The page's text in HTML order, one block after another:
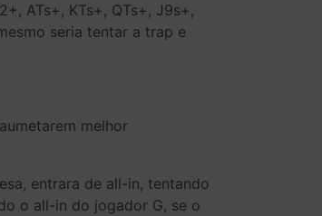
ATs+, KTs+, QTs+, J9s+,
seria tentar a trap e
melhor
entrara de all-in, tentando
o all-in do jogador G, se o